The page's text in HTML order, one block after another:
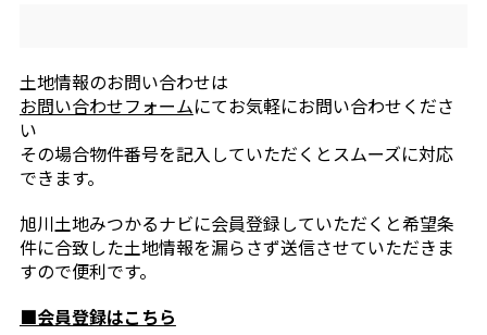
土地情報のお問い合わせは
お問い合わせフォームにてお気軽にお問い合わせくださ
い
その場合物件番号を記入していただくとスムーズに対応
できます。
旭川土地みつかるナビに会員登録していただくと希望条
件に合致した土地情報を漏らさず送信させていただきま
すので便利です。
■会員登録はこちら